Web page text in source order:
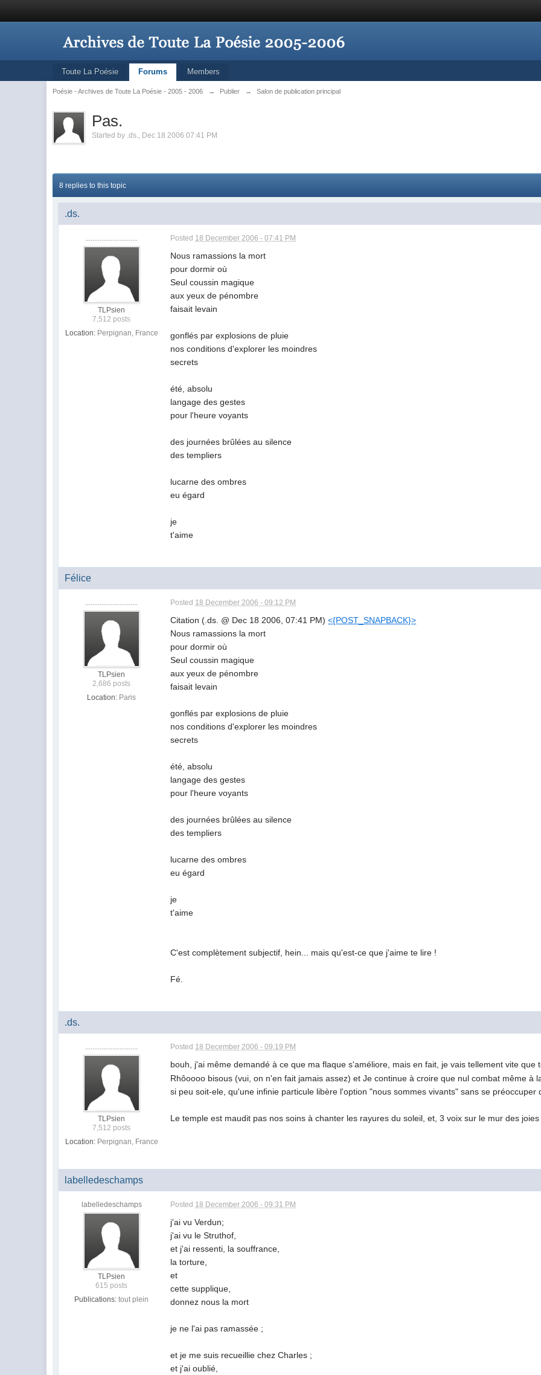
Toute La Poésie Forums Members
Poésie - Archives de Toute La Poésie - 2005 - 2006 → Publier → Salon de publication principal
Pas.
Started by .ds., Dec 18 2006 07:41 PM
8 replies to this topic
.ds.
.............................
TLPsien
7,512 posts
Location: Perpignan, France
Posted 18 December 2006 - 07:41 PM
Nous ramassions la mort
pour dormir où
Seul coussin magique
aux yeux de pénombre
faisait levain
gonflés par explosions de pluie
nos conditions d'explorer les moindres
secrets
été, absolu
langage des gestes
pour l'heure voyants
des journées brûlées au silence
des templiers
lucarne des ombres
eu égard
je
t'aime
Félice
.............................
TLPsien
2,686 posts
Location: Paris
Posted 18 December 2006 - 09:12 PM
Citation (.ds. @ Dec 18 2006, 07:41 PM)<{POST_SNAPBACK}>
Nous ramassions la mort
pour dormir où
Seul coussin magique
aux yeux de pénombre
faisait levain
gonflés par explosions de pluie
nos conditions d'explorer les moindres
secrets
été, absolu
langage des gestes
pour l'heure voyants
des journées brûlées au silence
des templiers
lucarne des ombres
eu égard
je
t'aime
C'est complètement subjectif, hein... mais qu'est-ce que j'aime te lire !
Fé.
.ds.
.............................
TLPsien
7,512 posts
Location: Perpignan, France
Posted 18 December 2006 - 09:19 PM
bouh, j'ai même demandé à ce que ma flaque s'améliore, mais en fait, je vais tellement vite
Rhôoooo bisous (vui, on n'en fait jamais assez) et Je continue à croire que nul combat même à
si peu soit-ele, qu'une infinie particule libère l'option "nous sommes vivants" sans se préoccuper
Le temple est maudit pas nos soins à chanter les rayures du soleil, et, 3 voix sur le mur des joies
labelledeschamps
labelledeschamps
TLPsien
615 posts
Publications: tout plein
Posted 18 December 2006 - 09:31 PM
j'ai vu Verdun;
j'ai vu le Struthof,
et j'ai ressenti, la souffrance,
la torture,
et
cette supplique,
donnez nous la mort
je ne l'ai pas ramassée ;
et je me suis recueillie chez Charles ;
et j'ai oublié,